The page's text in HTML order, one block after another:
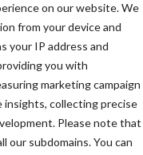
on our website. We
from your device and
your IP address and
you with
marketing campaign
insights, collecting precise
Please note that
our subdomains. You can
verkoopstrategie.
op de
euro per ton,
ligt.